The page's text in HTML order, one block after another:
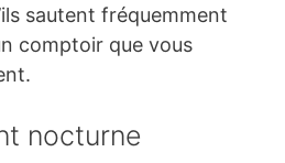
sautent fréquemment
comptoir que vous
nocturne